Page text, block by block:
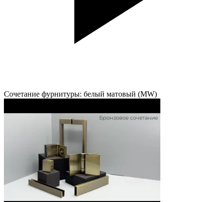
Сочетание фурнитуры: белый матовый (MW)